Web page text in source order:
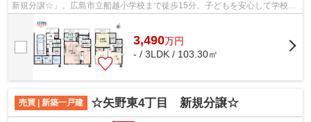
新規分譲☆」。広島市立船越小学校まで徒歩15分。子どもを安心して学校に
3,490万円
- / 3LDK / 103.30㎡
売買 | 新築一戸建 ☆矢野東4丁目 新規分譲☆